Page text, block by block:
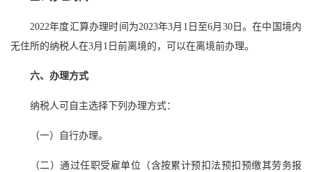
2022年度汇算办理时间为2023年3月1日至6月30日。在中国境内
无住所的纳税人在3月1日前离境的，可以在离境前办理。
六、办理方式
纳税人可自主选择下列办理方式：
（一）自行办理。
（二）通过任职受雇单位（含按累计预扣法预扣预缴其劳务报